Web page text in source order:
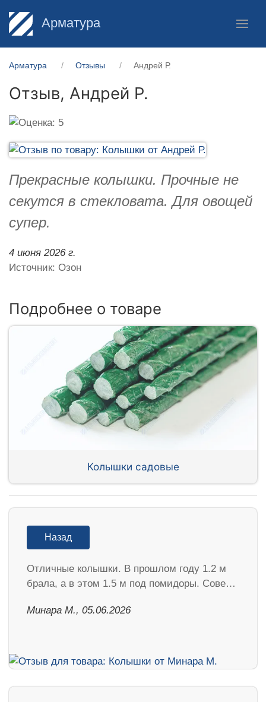
Арматура
Арматура Отзывы Андрей Р.
Отзыв, Андрей Р.
Прекрасные колышки. Прочные не
секутся в стекловата. Для овощей
супер.
4 июня 2026 г.
Источник: Озон
Подробнее о товаре
Колышки садовые
Назад
Отличные колышки. В прошлом году 1.2 м
брала, а в этом 1.5 м под помидоры. Сове…
Минара М., 05.06.2026